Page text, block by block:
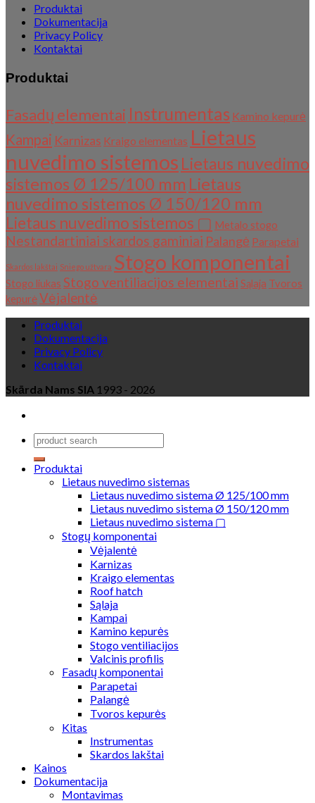
Produktai
Dokumentacija
Privacy Policy
Kontaktai
Produktai
Fasadų elementai Instrumentas Kamino kepurė
Kampai Karnizas Kraigo elementas Lietaus
nuvedimo sistemos Lietaus nuvedimo
sistemos Ø 125/100 mm Lietaus
nuvedimo sistemos Ø 150/120 mm
Lietaus nuvedimo sistemos ▢ Metalo stogo
Nestandartiniai skardos gaminiai Palangė Parapetai
Skardos lakštai Sniego užtvara Stogo komponentai
Stogo liukas Stogo ventiliacijos elementai Sąlaja Tvoros
kepurėVėjalentė
Produktai
Dokumentacija
Privacy Policy
Kontaktai
Skārda Nams SIA 1993 - 2026
Produktai
Lietaus nuvedimo sistemas
Lietaus nuvedimo sistema Ø 125/100 mm
Lietaus nuvedimo sistema Ø 150/120 mm
Lietaus nuvedimo sistema ▢
Stogų komponentai
Vėjalentė
Karnizas
Kraigo elementas
Roof hatch
Sąlaja
Kampai
Kamino kepurės
Stogo ventiliacijos
Valcinis profilis
Fasadų komponentai
Parapetai
Palangė
Tvoros kepurės
Kitas
Instrumentas
Skardos lakštai
Kainos
Dokumentacija
Montavimas